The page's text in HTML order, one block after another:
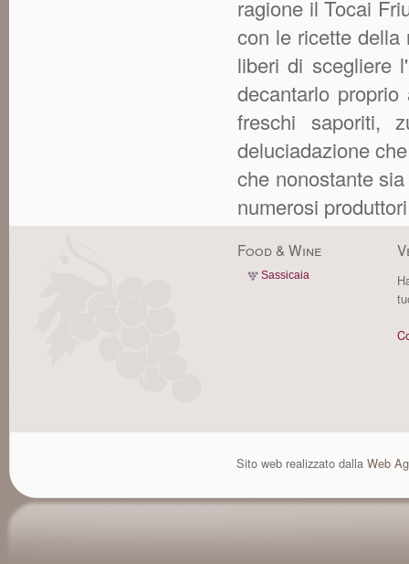
ragione il Tocai
con le ricette
liberi di scegliere
decantarlo
freschi saporiti,
deluciadazione
che nonostante
numerosi
Food & Wine
Sassicaia
Sito web realizzato dalla Web